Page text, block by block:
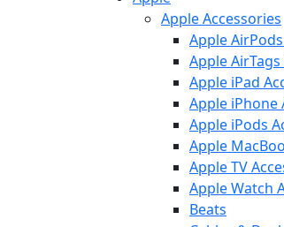
Apple Accessories
Apple
Apple
Apple iPad
Apple iPhone
Apple iPods
Apple
Apple TV
Apple Watch
Beats